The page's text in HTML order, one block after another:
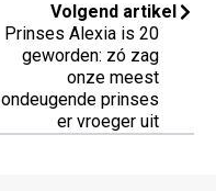
Volgend artikel
Prinses Alexia is 20
geworden: zó zag
onze meest
ondeugende prinses
er vroeger uit